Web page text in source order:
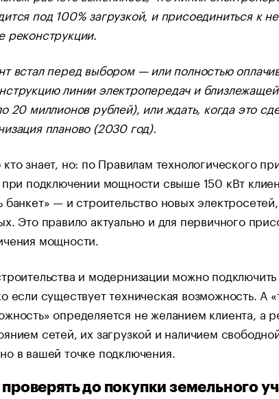
под 100% загрузкой, и присоединиться к
реконструкции.
встал перед выбором — или полностью
линии электропередач и
20 миллионов рублей), или ждать, когда это
планово (2030 год).
знает, но: по Правилам технологического
подключении мощности свыше 150 кВт
банкет» — и строительство новых
Это правило актуально и для первичного
мощности.
и модернизации можно подключить
если существует техническая возможность. А
определяется не желанием клиента, а
сетей, их загрузкой и наличием
в вашей точке подключения.
до покупки земельного